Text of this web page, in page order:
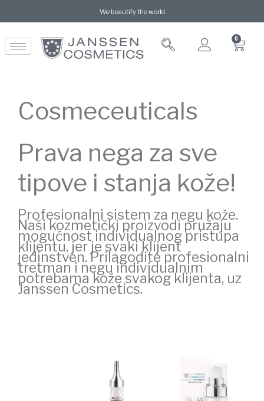
We beautify the world
0
Cosmeceuticals
Prava nega za sve
tipove i stanja kože!
Profesionalni sistem za negu kože.
Naši kozmetički proizvodi pružaju
mogućnost individualnog pristupa
klijentu, jer je svaki klijent
jedinstven. Prilagodite profesionalni
tretman i negu individualnim
potrebama kože svakog klijenta, uz
Janssen Cosmetics.